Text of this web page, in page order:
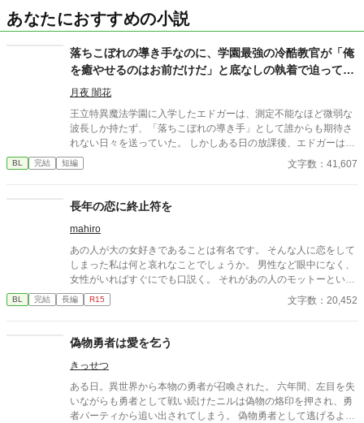
あなたにおすすめの小説
落ちこぼれの導き手なのに、学園最強の冷酷教官が「俺
を癒やせるのはお前だけだ」と底なしの執着で迫ってき
ます
月夜 闇花
王立特異魔法学園に入学したエドガーは、測定不能なほど微弱な
波長しか持たず、「落ちこぼれの導き手」として誰からも期待さ
れない日々を送っていた。 しかしある日の放課後、エドガーは学
園で最も恐れられる最強の戦闘魔術教官、レオン・ヴァレンタイ
ンの秘密を知ってしまう。 強大すぎる魔力ゆえに、五感が暴走す
底知れぬ静かな波長は、世界で唯一、彼の苦痛を完全に溶かすこ
とができるものだった。 「お前は、俺の専属の導き手になるん
だ」 痛みを癒やしたことで、冷酷なはずの最強教官から底なしの
執着と溺愛を向けられるようになり――！？ 孤独な二人の魂が共
鳴する、極上の救済と溺愛の学園ファンタジー。 ※センチネルバ
ースをベースにした独自設定（特異覚醒者×導き手）です。
BL 完結 短編 文字数：41,607
長年の恋に終止符を
mahiro
あの人が大の女好きであることは有名です。 そんな人に恋をして
しまった私は何と哀れなことでしょうか。 男性など眼中になく、
女性がいればすぐにでも口説く。 それがあの人のモットーという
やつでしょう。 どれだけあの人を思っても、無駄だと分かってい
ながらなかなか終止符を打てない私についにチャンスがやってき
BL 完結 長編 R15 文字数：20,452
偽物勇者は愛を乞う
きっせつ
ある日。異世界から本物の勇者が召喚された。 六年間、左目を失
いながらも勇者として戦い続けたニルは偽物の烙印を押され、勇
者パーティから追い出されてしまう。 偽物勇者として逃げるよう